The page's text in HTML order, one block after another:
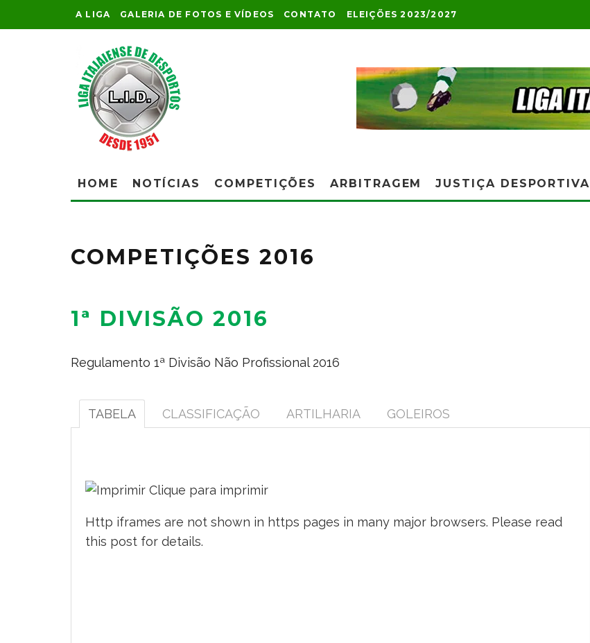
A LIGA GALERIA DE FOTOS E VÍDEOS CONTATO ELEIÇÕES 2023/2027
HOME NOTÍCIAS COMPETIÇÕES ARBITRAGEM JUSTIÇA DESPORTIVA
COMPETIÇÕES 2016
1ª DIVISÃO 2016
Regulamento 1ª Divisão Não Profissional 2016
TABELA CLASSIFICAÇÃO ARTILHARIA GOLEIROS
Clique para imprimir
Http iframes are not shown in https pages in many major browsers. Please read
this post for details.